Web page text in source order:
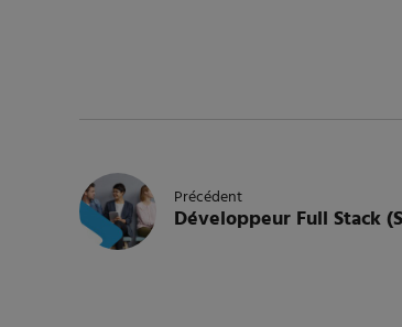
Précédent
Développeur Full Stack